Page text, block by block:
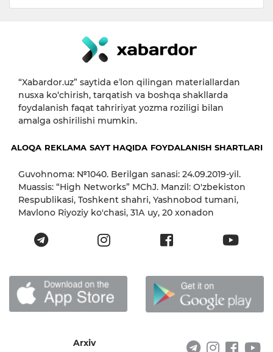
“Xabardor.uz” saytida eʼlon qilingan materiallardan
nusxa ko‘chirish, tarqatish va boshqa shakllarda
foydalanish faqat tahririyat yozma roziligi bilan
amalga oshirilishi mumkin.
ALOQA REKLAMA SAYT HAQIDA FOYDALANISH SHARTLARI
Guvohnoma: №1040. Berilgan sanasi: 24.09.2019-yil.
Muassis: “High Networks” MChJ. Manzil: O'zbekiston
Respublikasi, Toshkent shahri, Yashnobod tumani,
Mavlono Riyoziy ko'chasi, 31А uy, 20 xonadon
Arxiv